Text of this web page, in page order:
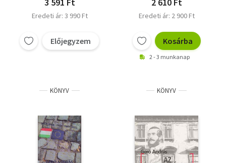
Eredeti ár: 3 990 Ft
Előjegyzem
Eredeti ár: 2 900 Ft
Kosárba
2 - 3 munkanap
KÖNYV KÖNYV